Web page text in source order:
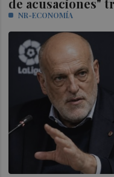
de acusaciones"
NR-ECONOMÍA